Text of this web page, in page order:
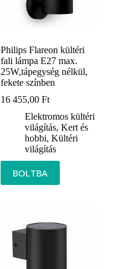
Philips Flareon kültéri
fali lámpa E27 max.
25W,tápegység nélkül,
fekete színben
16 455,00Ft
Elektromos kültéri
világítás,Kert és
hobbi,Kültéri
világítás
BOLTBA